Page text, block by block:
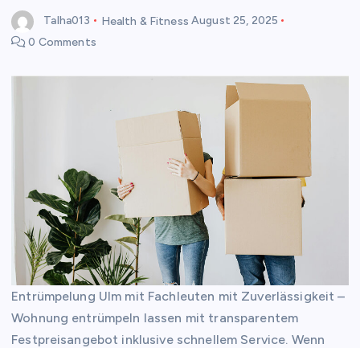
Talha013 Health & Fitness August 25, 2025
0 Comments
Entrümpelung Ulm mit Fachleuten mit Zuverlässigkeit –
Wohnung entrümpeln lassen mit transparentem
Festpreisangebot inklusive schnellem Service. Wenn